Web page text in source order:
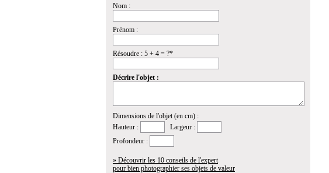
Nom :
Prénom :
Résoudre : 5 + 4 = ?*
Décrire l'objet :
Dimensions de l'objet (en cm) :
Hauteur :
Largeur :
Profondeur :
» Découvrir les 10 conseils de l'expert
pour bien photographier ses objets de valeur